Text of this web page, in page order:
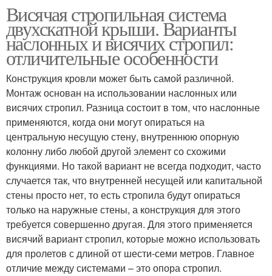
Висячая стропильная система
двухскатной крыши. Варианты
наслонных и висячих стропил:
отличительные особенности
Конструкция кровли может быть самой различной.
Монтаж основан на использовании наслонных или
висячих стропил. Разница состоит в том, что наслонные
применяются, когда они могут опираться на
центральную несущую стену, внутреннюю опорную
колонну либо любой другой элемент со схожими
функциями. Но такой вариант не всегда подходит, часто
случается так, что внутренней несущей или капитальной
стены просто нет, то есть стропила будут опираться
только на наружные стены, а конструкция для этого
требуется совершенно другая. Для этого применяется
висячий вариант стропил, которые можно использовать
для пролетов с длиной от шести-семи метров. Главное
отличие между системами – это опора стропил.